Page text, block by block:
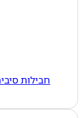
חבילות סיבים